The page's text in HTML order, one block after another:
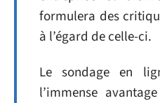
formulera des
à l’égard de celle-ci.
Le sondage en
l’immense